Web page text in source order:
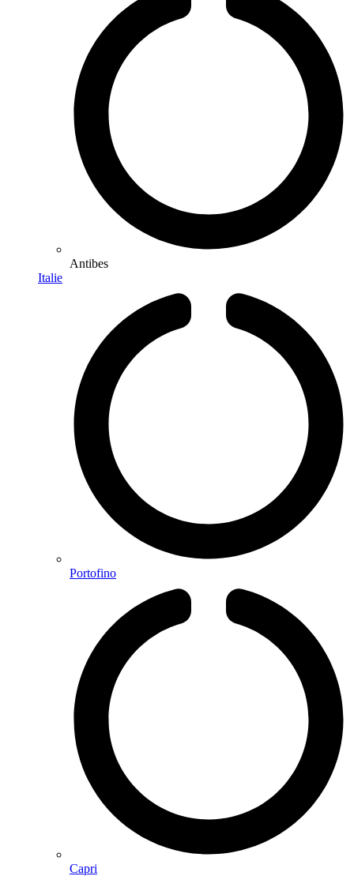
Antibes
Italie
Portofino
Capri